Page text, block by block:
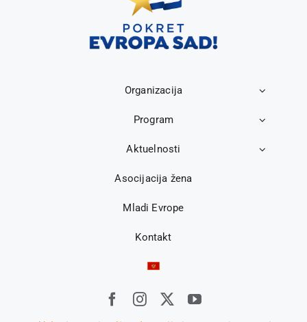
Organizacija
Program
Aktuelnosti
Asocijacija žena
Mladi Evrope
Kontakt